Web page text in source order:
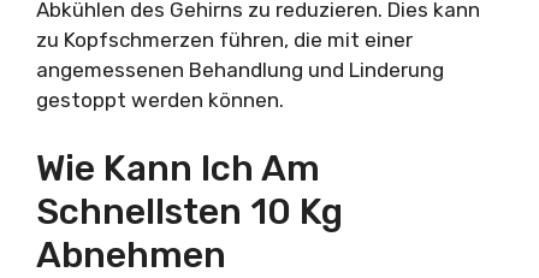
Abkühlen des Gehirns zu reduzieren. Dies kann
zu Kopfschmerzen führen, die mit einer
angemessenen Behandlung und Linderung
gestoppt werden können.
Wie Kann Ich Am
Schnellsten 10 Kg
Abnehmen